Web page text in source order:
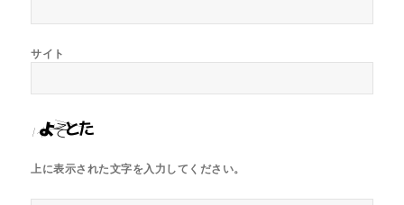
サイト
上に表示された文字を入力してください。